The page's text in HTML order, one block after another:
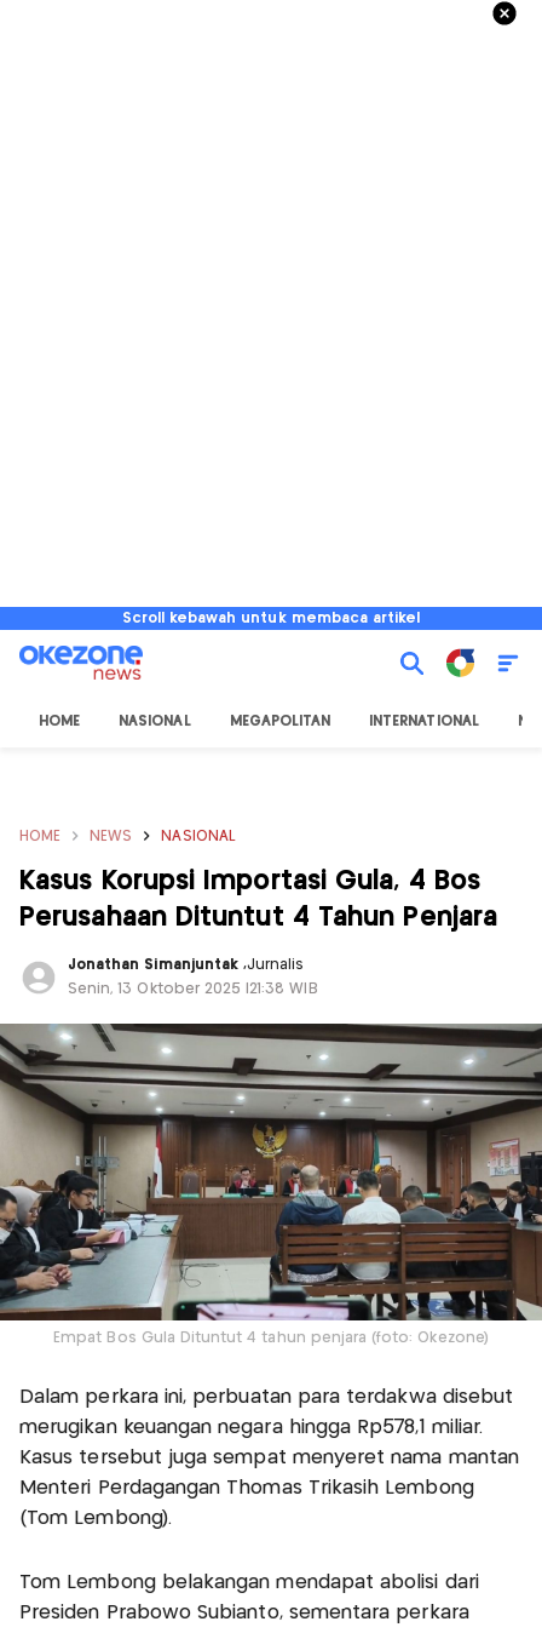
Scroll kebawah untuk membaca artikel
HOME NASIONAL MEGAPOLITAN INTERNATIONAL
HOME NEWS NASIONAL
Kasus Korupsi Importasi Gula, 4 Bos
Perusahaan Dituntut 4 Tahun Penjara
Jonathan Simanjuntak,Jurnalis
Senin, 13 Oktober 2025 |21:38 WIB
Empat Bos Gula Dituntut 4 tahun penjara (foto: Okezone)
Dalam perkara ini, perbuatan para terdakwa disebut
merugikan keuangan negara hingga Rp578,1 miliar.
Kasus tersebut juga sempat menyeret nama mantan
Menteri Perdagangan Thomas Trikasih Lembong
(Tom Lembong).
Tom Lembong belakangan mendapat abolisi dari
Presiden Prabowo Subianto, sementara perkara